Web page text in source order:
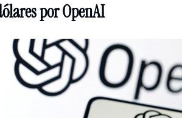
por OpenAI